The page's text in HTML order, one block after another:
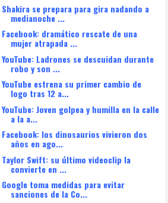
Shakira se prepara para gira nadando a
medianoche ...
Facebook: dramático rescate de una
mujer atrapada ...
YouTube: Ladrones se descuidan durante
robo y son ...
YouTube estrena su primer cambio de
logo tras 12 a...
YouTube: Joven golpea y humilla en la calle
a la a...
Facebook: los dinosaurios vivieron dos
años en ago...
Taylor Swift: su último videoclip la
convierte en ...
Google toma medidas para evitar
sanciones de la Co...